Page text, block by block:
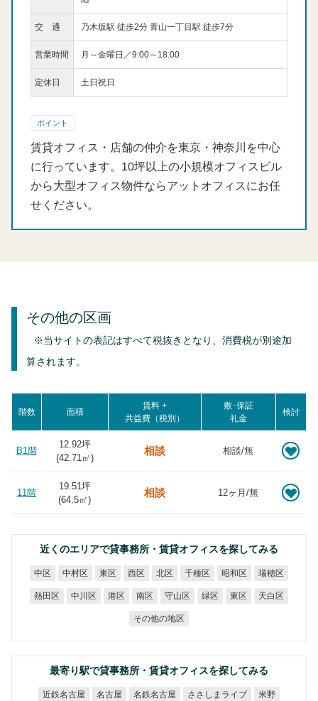
交 通 乃木坂駅 徒歩2分 青山一丁目駅 徒歩7分
営業時間 月～金曜日／9:00～18:00
定休日 土日祝日
ポイント
賃貸オフィス・店舗の仲介を東京・神奈川を中心
に行っています。10坪以上の小規模オフィスビル
から大型オフィス物件ならアットオフィスにお任
せください。
その他の区画
※当サイトの表記はすべて税抜きとなり、消費税が別途加
算されます。
階数 面積
賃料 +
共益費（税別）
敷･保証
礼金
検討
B1階
12.92坪
(42.71㎡)
相談 相談/無
11階
19.51坪
(64.5㎡)
相談 12ヶ月/無
近くのエリアで貸事務所・賃貸オフィスを探してみる
中区 中村区 東区 西区 北区 千種区 昭和区 瑞穂区
熱田区 中川区 港区 南区 守山区 緑区 東区 天白区
その他の地区
最寄り駅で貸事務所・賃貸オフィスを探してみる
近鉄名古屋 名古屋 名鉄名古屋 ささしまライブ 米野